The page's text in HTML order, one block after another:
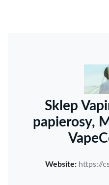
Sklep
papierosy,
Website: https://